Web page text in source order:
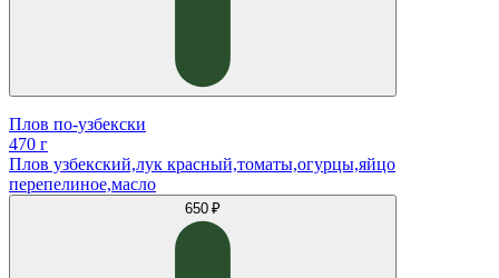
Плов по-узбекски
470 г
Плов узбекский,лук красный,томаты,огурцы,яйцо
перепелиное,масло
650 ₽